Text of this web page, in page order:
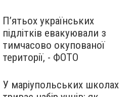
П’ятьох українських
підлітків евакуювали з
тимчасово окупованої
території, - ФОТО
У маріупольських школах